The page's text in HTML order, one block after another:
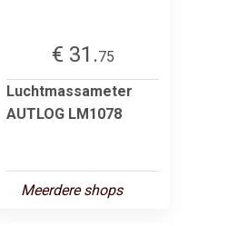
€ 31.75
Luchtmassameter
AUTLOG LM1078
Meerdere shops